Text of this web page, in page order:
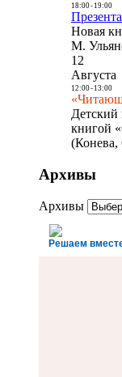
18:00- 19:00
Новая
М.
12
Августа
12:00- 13:00
Детский
книгой
(Конева,
Архивы
Архивы
Решаем